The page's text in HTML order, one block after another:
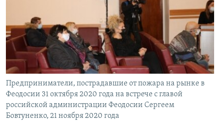
Предприниматели, пострадавшие от пожара на рынке в
Феодосии 31 октября 2020 года на встрече с главой
российской администрации Феодосии Сергеем
Бовтуненко, 21 ноября 2020 года